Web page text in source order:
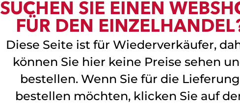
Weißer Speck Schwarzer
SUCHEN SIE EINEN
FÜR DEN
Diese Seite ist für Wiederverkäufer,
können Sie hier keine Preise sehen
bestellen. Wenn Sie für die Lieferung
bestellen möchten, klicken Sie auf